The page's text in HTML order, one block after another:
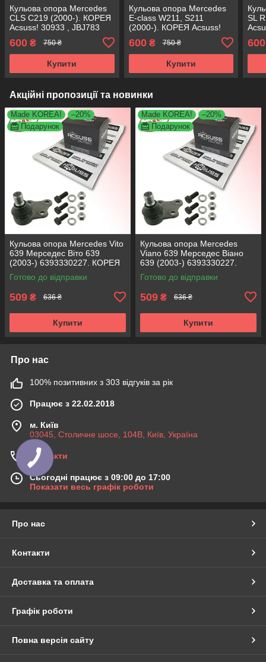
Кульова опора Mercedes
CLS C219 (2000-). КОРЕЯ
Acsuss! 30933 , JBJ783
600 ₴ 750 ₴
Купити
Кульова опора Mercedes
E-class W211, S211
(2000-). КОРЕЯ Acsuss!
600₴ 750 ₴
Купити
SL
600
Акційні пропозиції та новинки
Made KOREA!
–20%
Подарунок
Кульова опора Mercedes Vito
639 Мерседес Віто 639
(2003-) 6393330227. КОРЕЯ
Acsuss!
Готово до відправки
509 ₴ 636 ₴
Купити
Made KOREA!
–20%
Подарунок
Кульова опора Mercedes
Viano 639 Мерседес Віано
639 (2003-) 6393330227.
КОРЕЯ Acsuss!
Готово до відправки
509 ₴ 636 ₴
Купити
Про нас
100% позитивних з 303 відгуків за рік
Працює з 22.02.2018
м. Київ
03045, Столичне шосе, 104B, Київ, Україна
Контакти
Сьогодні працює з 09:00 до 17:00
Показати весь графік роботи
Про нас
Контакти
Доставка та оплата
Графік роботи
Повна версія сайту